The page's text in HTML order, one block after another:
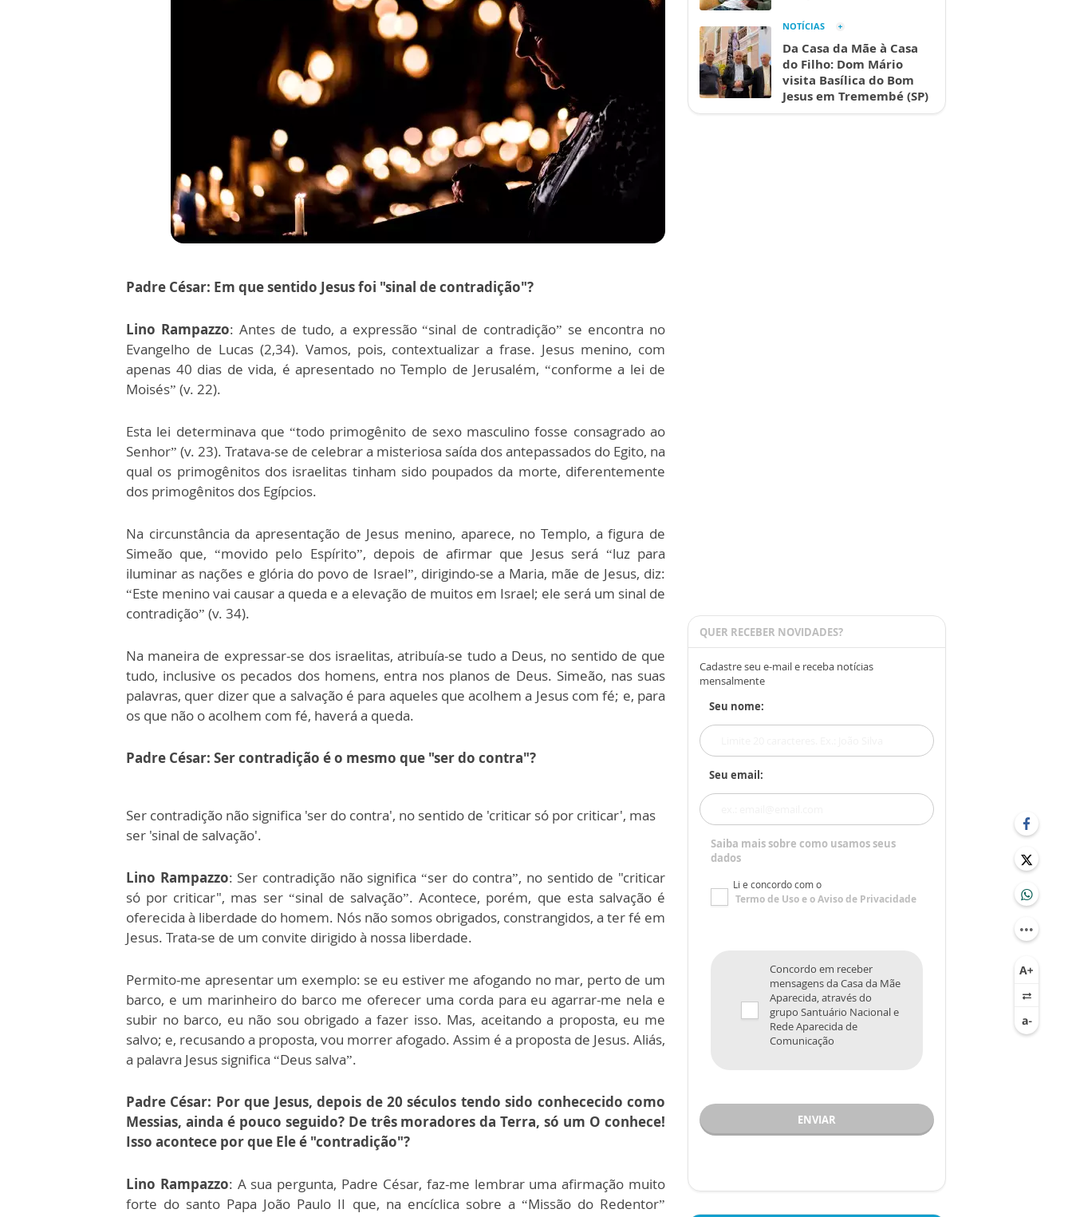
Padre César: Em que sentido Jesus foi "sinal de contradição"?
Lino Rampazzo: Antes de tudo, a expressão “sinal de contradição” se encontra no
Evangelho de Lucas (2,34). Vamos, pois, contextualizar a frase. Jesus menino, com
apenas 40 dias de vida, é apresentado no Templo de Jerusalém, “conforme a lei de
Moisés” (v. 22).
Esta lei determinava que “todo primogênito de sexo masculino fosse consagrado ao
Senhor” (v. 23). Tratava-se de celebrar a misteriosa saída dos antepassados do Egito, na
qual os primogênitos dos israelitas tinham sido poupados da morte, diferentemente
dos primogênitos dos Egípcios.
Na circunstância da apresentação de Jesus menino, aparece, no Templo, a figura de
Simeão que, “movido pelo Espírito”, depois de afirmar que Jesus será “luz para
iluminar as nações e glória do povo de Israel”, dirigindo-se a Maria, mãe de Jesus, diz:
“Este menino vai causar a queda e a elevação de muitos em Israel; ele será um sinal de
contradição” (v. 34).
Na maneira de expressar-se dos israelitas, atribuía-se tudo a Deus, no sentido de que
tudo, inclusive os pecados dos homens, entra nos planos de Deus. Simeão, nas suas
palavras, quer dizer que a salvação é para aqueles que acolhem a Jesus com fé; e, para
os que não o acolhem com fé, haverá a queda.
Padre César: Ser contradição é o mesmo que "ser do contra"?
Ser contradição não significa 'ser do contra', no sentido de 'criticar só por criticar', mas
ser 'sinal de salvação'.
Lino Rampazzo: Ser contradição não significa “ser do contra”, no sentido de "criticar
só por criticar", mas ser “sinal de salvação”. Acontece, porém, que esta salvação é
oferecida à liberdade do homem. Nós não somos obrigados, constrangidos, a ter fé em
Jesus. Trata-se de um convite dirigido à nossa liberdade.
Permito-me apresentar um exemplo: se eu estiver me afogando no mar, perto de um
barco, e um marinheiro do barco me oferecer uma corda para eu agarrar-me nela e
subir no barco, eu não sou obrigado a fazer isso. Mas, aceitando a proposta, eu me
salvo; e, recusando a proposta, vou morrer afogado. Assim é a proposta de Jesus. Aliás,
a palavra Jesus significa “Deus salva”.
Padre César: Por que Jesus, depois de 20 séculos tendo sido conhececido como
Messias, ainda é pouco seguido? De três moradores da Terra, só um O conhece!
Isso acontece por que Ele é "contradição"?
Lino Rampazzo: A sua pergunta, Padre César, faz-me lembrar uma afirmação muito
forte do santo Papa João Paulo II que, na encíclica sobre a “Missão do Redentor”
NOTÍCIAS
Da Casa da Mãe à Casa
do Filho: Dom Mário
visita Basílica do Bom
Jesus em Tremembé (SP)
QUER RECEBER NOVIDADES?
Cadastre seu e-mail e receba notícias
mensalmente
Seu nome:
Seu email:
Saiba mais sobre como usamos seus
dados
Li e concordo com o
Termo de Usoe oAviso de Privacidade
Concordo em receber
mensagens da Casa da Mãe
Aparecida, através do
grupo Santuário Nacional e
Rede Aparecida de
Comunicação
ENVIAR